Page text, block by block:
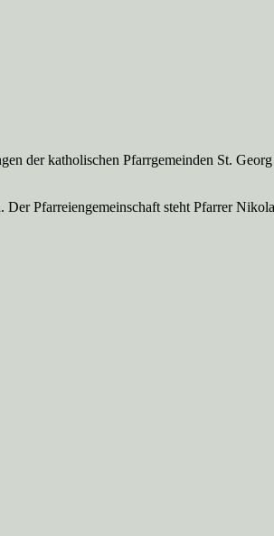
der katholischen Pfarrgemeinden St.
Pfarreien­gemeinschaft steht Pfarrer